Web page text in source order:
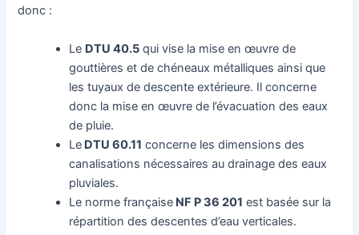
donc :
Le DTU 40.5 qui vise la mise en œuvre de
gouttières et de chéneaux métalliques ainsi que
les tuyaux de descente extérieure. Il concerne
donc la mise en œuvre de l’évacuation des eaux
de pluie.
Le DTU 60.11 concerne les dimensions des
canalisations nécessaires au drainage des eaux
pluviales.
Le norme française NF P 36 201 est basée sur la
répartition des descentes d’eau verticales.